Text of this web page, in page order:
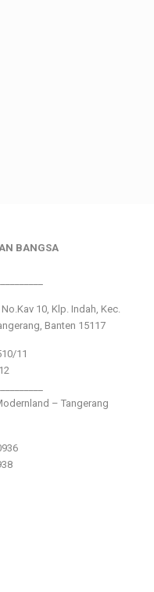
BANGSA
10, Klp. Indah, Kec.
Banten 15117
11
– Tangerang